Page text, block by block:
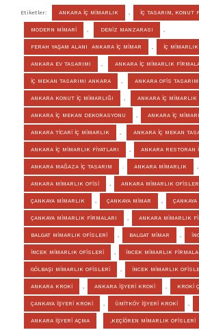
Etiketler: ANKARA İÇ MİMARLIK , İÇ TASARIM, KONUT
MODERN MİMARİ , DENİZ MANZARASI ,
FERAH YAŞAM ALANI ANKARA İÇ MİMAR , İÇ
ANKARA EV TASARIMI , ANKARA İÇ MİMARLIK
İÇ MEKAN TASARIMI ANKARA , ANKARA OFİS TASARIMI
ANKARA KONUT İÇ MİMARLIĞI , ANKARA İÇ MİMARLIK
ANKARA İÇ MEKAN DEKORASYONU , ANKARA İÇ
ANKARA TİCARİ İÇ MİMARLIK , ANKARA İÇ MEKAN
ANKARA İÇ MİMARLIK FİYATLARI , ANKARA RESTORAN
ANKARA MAĞAZA İÇ TASARIM . ANKARA MİMARLIK ,
ANKARA MİMARLIK OFİSİ , ANKARA MİMARLIK
ÇANKAYA MİMARLIK , ÇANKAYA MİMAR ,
ÇANKAYA MİMARLIK FİRMALARI , ANKARA MİMARLIK
BALGAT MİMARLIK OFİSLERİ , BALGAT MİMAR ,
İNCEK MİMARLIK OFİSLERİ , İNCEK MİMARLIK
GÖLBAŞI MİMARLIK OFİSLERİ , İNCEK MİMARLIK
ANKARA KROKİ , ANKARA İŞYERİ KROKİ , KROKİ
ÇANKAYA İŞYERİ KROKİ , ÜMİTKÖY İŞYERİ KROKİ ,
ANKARA İŞYERİ AÇMA ,KEÇİÖREN MİMARLIK OFİSLERİ